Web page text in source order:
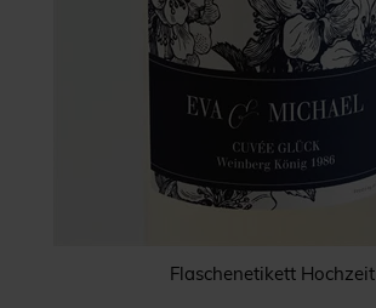
Flaschenetikett Hochzeit